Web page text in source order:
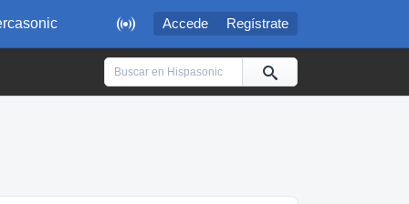
 Accede Regístrate